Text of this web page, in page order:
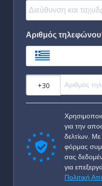
Αριθμός τηλεφώνου
για την
δελτίων.
φόρμας
σας
για
Πολιτική